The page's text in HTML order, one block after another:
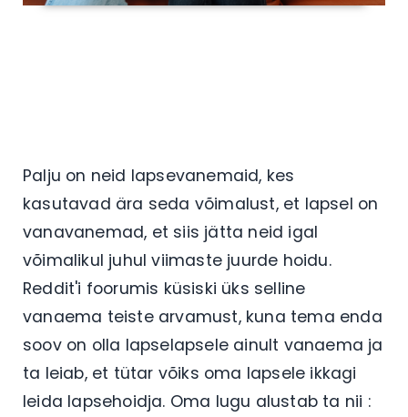
Palju on neid lapsevanemaid, kes
kasutavad ära seda võimalust, et lapsel on
vanavanemad, et siis jätta neid igal
võimalikul juhul viimaste juurde hoidu.
Reddit'i foorumis küsiski üks selline
vanaema teiste arvamust, kuna tema enda
soov on olla lapselapsele ainult vanaema ja
ta leiab, et tütar võiks oma lapsele ikkagi
leida lapsehoidja. Oma lugu alustab ta nii :